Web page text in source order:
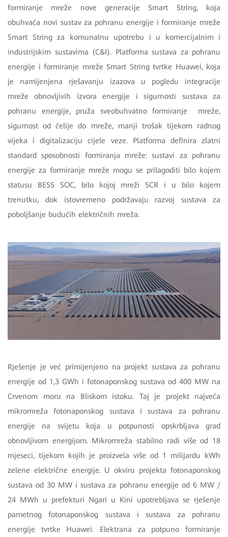
formiranje mreže nove generacije Smart String, koja
obuhvaća novi sustav za pohranu energije i formiranje mreže
Smart String za komunalnu upotrebu i u komercijalnim i
industrijskim sustavima (C&I). Platforma sustava za pohranu
energije i formiranje mreže Smart String tvrtke Huawei, koja
je namijenjena rješavanju izazova u pogledu integracije
mreže obnovljivih izvora energije i sigurnosti sustava za
pohranu energije, pruža sveobuhvatno formiranje mreže,
sigurnost od ćelije do mreže, manji trošak tijekom radnog
vijeka i digitalizaciju cijele veze. Platforma definira zlatni
standard sposobnosti formiranja mreže: sustavi za pohranu
energije za formiranje mreže mogu se prilagoditi bilo kojem
statusu BESS SOC, bilo kojoj mreži SCR i u bilo kojem
trenutku, dok istovremeno podržavaju razvoj sustava za
poboljšanje budućih električnih mreža.
Rješenje je već primijenjeno na projekt sustava za pohranu
energije od 1,3 GWh i fotonaponskog sustava od 400 MW na
Crvenom moru na Bliskom istoku. Taj je projekt najveća
mikromreža fotonaponskog sustava i sustava za pohranu
energije na svijetu koja u potpunosti opskrbljava grad
obnovljivom energijom. Mikromreža stabilno radi više od 18
mjeseci, tijekom kojih je proizvela više od 1 milijardu kWh
zelene električne energije. U okviru projekta fotonaponskog
sustava od 30 MW i sustava za pohranu energije od 6 MW /
24 MWh u prefekturi Ngari u Kini upotrebljava se rješenje
pametnog fotonaponskog sustava i sustava za pohranu
energije tvrtke Huawei. Elektrana za potpuno formiranje